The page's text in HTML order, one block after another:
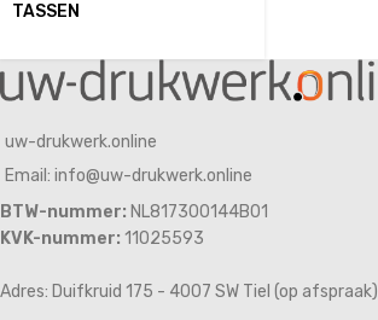
TASSEN
uw-drukwerk.online
Email: info@uw-drukwerk.online
BTW-nummer: NL817300144B01
KVK-nummer: 11025593
Adres: Duifkruid 175 - 4007 SW Tiel (op afspraak)